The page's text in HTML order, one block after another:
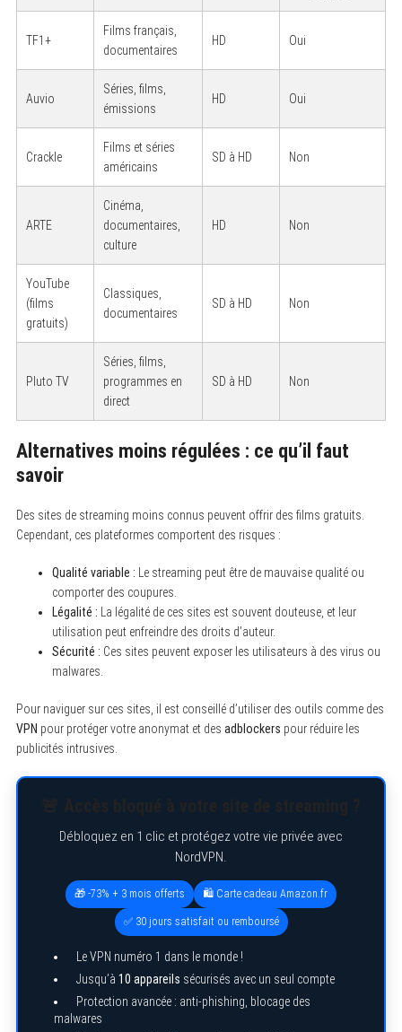
TF1+
Films français,
documentaires
HD Oui
Auvio
Séries, films,
émissions
HD Oui
Crackle
Films et séries
américains
SD à HD Non
ARTE
Cinéma,
documentaires,
culture
HD Non
YouTube
(films
gratuits)
Classiques,
documentaires
SD à HD Non
Pluto TV
Séries, films,
programmes en
direct
SD à HD Non
Alternatives moins régulées : ce qu’il faut
savoir
Des sites de streaming moins connus peuvent offrir des films gratuits.
Cependant, ces plateformes comportent des risques :
Qualité variable : Le streaming peut être de mauvaise qualité ou
comporter des coupures.
Légalité :
La légalité de ces sites est souvent douteuse, et leur
utilisation peut enfreindre des droits d’auteur.
Sécurité : Ces sites peuvent exposer les utilisateurs à des virus ou
malwares.
Pour naviguer sur ces sites, il est conseillé d’utiliser des outils comme des
VPN pour protéger votre anonymat et des adblockers pour réduire les
publicités intrusives.
Débloquez en 1 clic et protégez votre vie privée avec
NordVPN.
🎁 -73% + 3 mois offerts 🛍️ Carte cadeau Amazon.fr
✅ 30 jours satisfait ou remboursé
Le VPN numéro 1 dans le monde !
Jusqu’à 10 appareils sécurisés avec un seul compte
Protection avancée : anti-phishing, blocage des
malwares